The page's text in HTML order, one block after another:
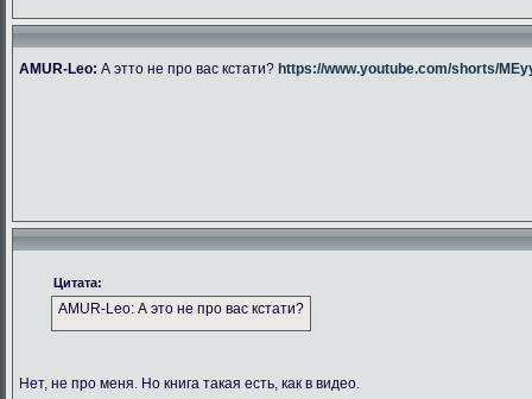
AMUR-Leo: А этто не про вас кстати? https://www.youtube.com/shorts/
Цитата:
AMUR-Leo: А это не про вас кстати?
Нет, не про меня. Но книга такая есть, как в видео.